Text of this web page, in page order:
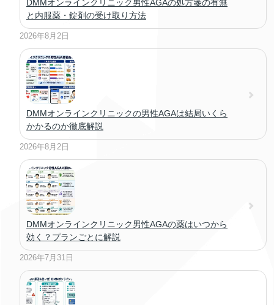
DMMオンラインクリニック男性AGAの処方箋の有無
と内服薬・錠剤の受け取り方法
2026年8月2日
DMMオンラインクリニックの男性AGAは結局いくら
かかるのか徹底解説
2026年8月2日
DMMオンラインクリニック男性AGAの薬はいつから
効く？プランごとに解説
2026年7月31日